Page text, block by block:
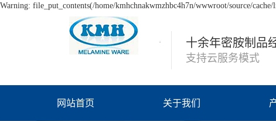
Warning: file_put_contents(/home/kmhchnakwmzhbc4h7n/wwwroot/source/
十余年密胺制品
支持云服务模式
网站首页 关于我们